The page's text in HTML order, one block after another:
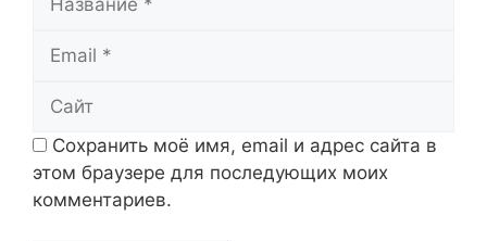
Сохранить моё имя, email и адрес сайта в
этом браузере для последующих моих
комментариев.